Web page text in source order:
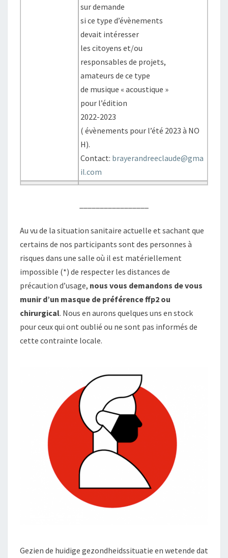
sur demande
si ce type d’évènements
devait intéresser
les citoyens et/ou
responsables de projets,
amateurs de ce type
de musique « acoustique »
pour l’édition
2022-2023
( évènements pour l’été 2023 à NO
H).
Contact: brayerandreeclaude@gma
il.com
Au vu de la situation sanitaire actuelle et sachant que
certains de nos participants sont des personnes à
risques dans une salle où il est matériellement
impossible (*) de respecter les distances de
précaution d’usage, nous vous demandons de vous
munir d’un masque de préférence ffp2 ou
chirurgical. Nous en aurons quelques uns en stock
pour ceux qui ont oublié ou ne sont pas informés de
cette contrainte locale.
Gezien de huidige gezondheidssituatie en wetende dat